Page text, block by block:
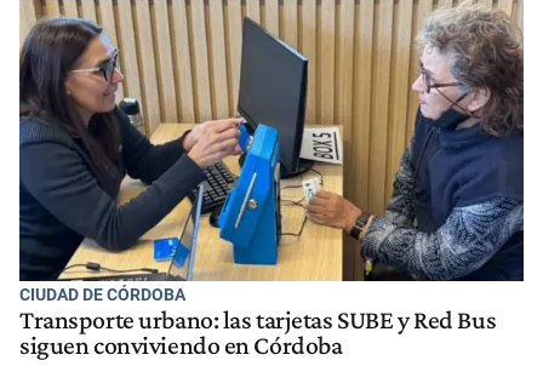
CIUDAD DE CÓRDOBA
Transporte urbano: las tarjetas SUBE y Red Bus
siguen conviviendo en Córdoba